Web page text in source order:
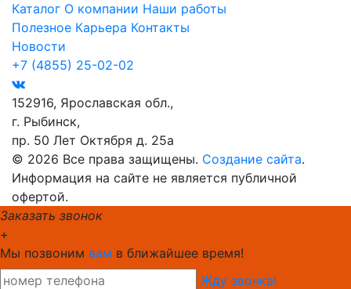
Каталог О компании Наши работы
Полезное Карьера Контакты
Новости
+7 (4855) 25-02-02
152916, Ярославская обл.,
г. Рыбинск,
пр. 50 Лет Октября д. 25а
© 2026 Все права защищены. Создание сайта.
Информация на сайте не является публичной
офертой.
Заказать звонок
+
Мы позвоним вам в ближайшее время!
Жду звонка!